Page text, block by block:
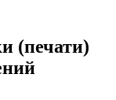
(печати)